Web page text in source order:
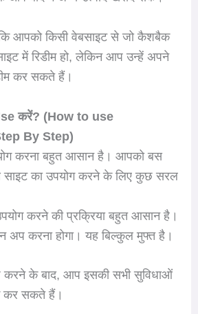
आपको किसी वेबसाइट से जो कैशबैक
में रिडीम हो, लेकिन आप उन्हें अपने
कर सकते हैं।
करें? (How to use
By Step)
करना बहुत आसान है। आपको बस
साइट का उपयोग करने के लिए कुछ सरल
करने की प्रक्रिया बहुत आसान है।
अप करना होगा। यह बिल्कुल मुफ्त है।
करने के बाद, आप इसकी सभी सुविधाओं
कर सकते हैं।